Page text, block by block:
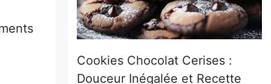
Cookies Chocolat Cerises :
Douceur Inégalée et Recette